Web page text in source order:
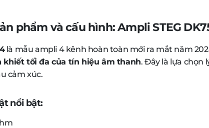
phẩm và cấu hình:Ampli STEG
là mẫu ampli 4 kênh hoàn toàn mới ra mắt năm
tối đa của tín hiệu âm thanh. Đây là lựa chọn
cảm xúc.
nổi bật: